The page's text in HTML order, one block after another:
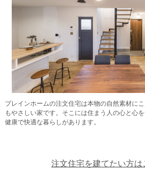
プレインホームの注文住宅は本物の自然素材に
もやさしい家です。そこには住まう人の心と心
健康で快適な暮らしがあります。
注文住宅を建てたい方は